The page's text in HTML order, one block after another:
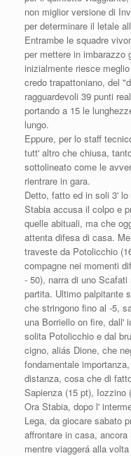
non miglior versione di
per determinare il letale
Entrambe le squadre
per mettere in
inizialmente riesce
credo trapattoniano, del
ragguardevoli 39 punti
portando a 15 le
lungo.
Eppure, per lo staff
tutt' altro che chiusa,
sottolineato come le
rientrare in gara.
Detto, fatto ed in soli 3'
Stabia accusa il colpo e
quelle abituali, ma che
attenta difesa di casa.
traveste da Potolicchio
compagne nei momenti
- 50), narra di uno
partita. Ultimo palpitante
che stringono fino al -5,
una Borriello on fire, dall'
solita Potolicchio e dal
cigno, aliás Dione, che
fondamentale
distanza, cosa che di
Sapienza (15 pt), Iozzino
Ora Stabia, dopo l'
Lega, da giocare sabato
affrontare in casa,
mentre viaggerá alla